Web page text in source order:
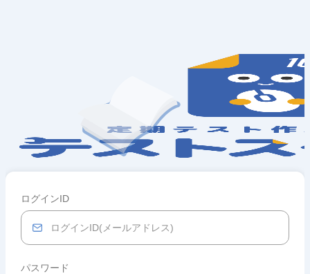
ログインID
パスワード